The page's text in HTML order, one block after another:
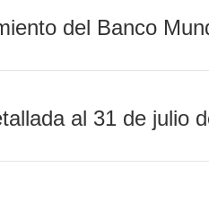
del Banco
al 31 de julio